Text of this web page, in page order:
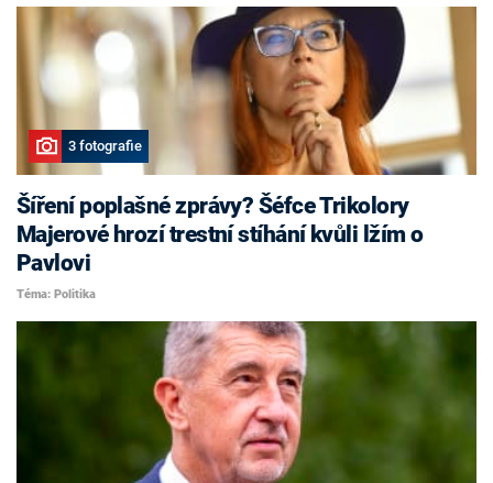
3 fotografie
Šíření poplašné zprávy? Šéfce Trikolory
Majerové hrozí trestní stíhání kvůli lžím o
Pavlovi
Téma: Politika